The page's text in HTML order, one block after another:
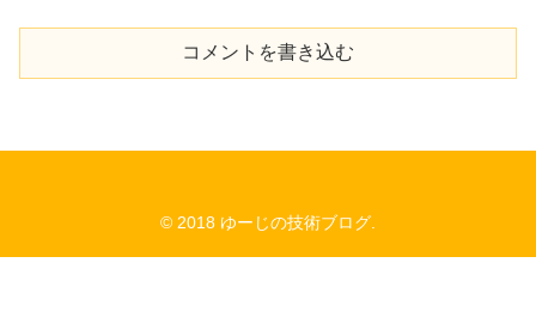
コメントを書き込む
© 2018 ゆーじの技術ブログ.